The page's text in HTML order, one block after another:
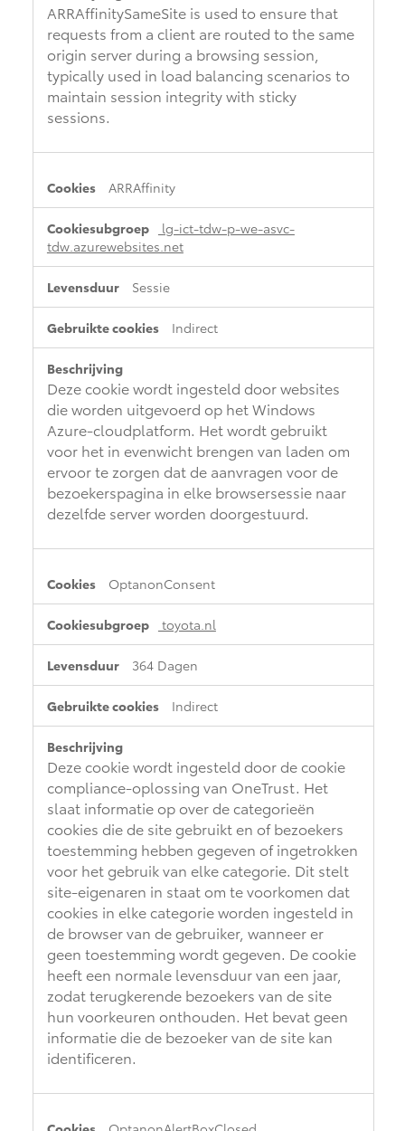
ARRAffinitySameSite is used to ensure that
requests from a client are routed to the same
origin server during a browsing session,
typically used in load balancing scenarios to
maintain session integrity with sticky
sessions.
ARRAffinity
lg-ict-tdw-p-we-asvc-
tdw.azurewebsites.net
Sessie
Indirect
Deze cookie wordt ingesteld door websites
die worden uitgevoerd op het Windows
Azure-cloudplatform. Het wordt gebruikt
voor het in evenwicht brengen van laden om
ervoor te zorgen dat de aanvragen voor de
bezoekerspagina in elke browsersessie naar
dezelfde server worden doorgestuurd.
OptanonConsent
toyota.nl
364 Dagen
Indirect
Deze cookie wordt ingesteld door de cookie
compliance-oplossing van OneTrust. Het
slaat informatie op over de categorieën
cookies die de site gebruikt en of bezoekers
toestemming hebben gegeven of ingetrokken
voor het gebruik van elke categorie. Dit stelt
site-eigenaren in staat om te voorkomen dat
cookies in elke categorie worden ingesteld in
de browser van de gebruiker, wanneer er
geen toestemming wordt gegeven. De cookie
heeft een normale levensduur van een jaar,
zodat terugkerende bezoekers van de site
hun voorkeuren onthouden. Het bevat geen
informatie die de bezoeker van de site kan
identificeren.